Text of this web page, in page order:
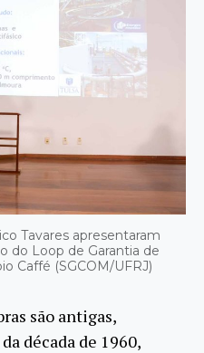
Tavares apresentaram
do Loop de Garantia de
Caffé (SGCOM/UFRJ)
são antigas,
década de 1960,